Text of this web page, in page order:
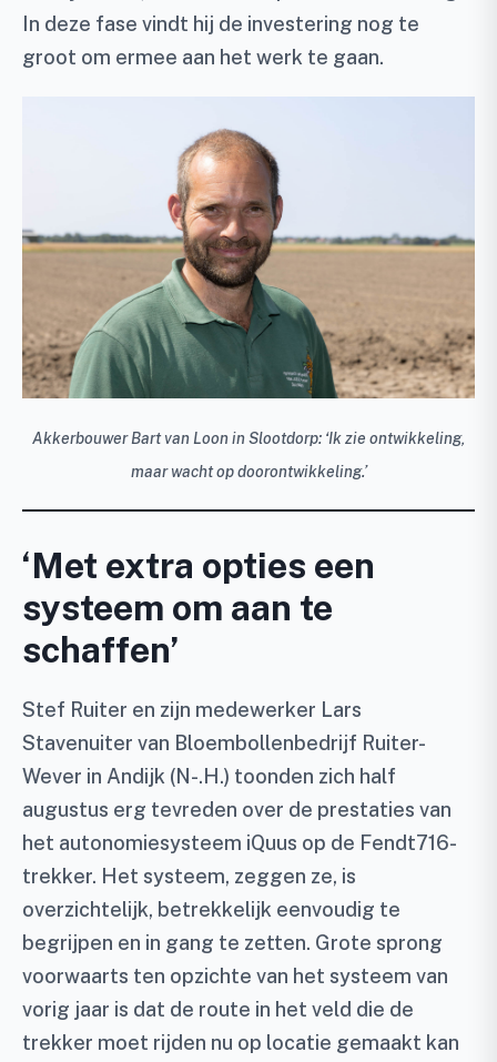
In deze fase vindt hij de investering nog te
groot om ermee aan het werk te gaan.
Akkerbouwer Bart van Loon in Slootdorp: ‘Ik zie ontwikkeling,
maar wacht op doorontwikkeling.’
‘Met extra opties een
systeem om aan te
schaffen’
Stef Ruiter en zijn medewerker Lars
Stavenuiter van Bloembollenbedrijf Ruiter-
Wever in Andijk (N-.H.) toonden zich half
augustus erg tevreden over de prestaties van
het autonomiesysteem iQuus op de Fendt716-
trekker. Het systeem, zeggen ze, is
overzichtelijk, betrekkelijk eenvoudig te
begrijpen en in gang te zetten. Grote sprong
voorwaarts ten opzichte van het systeem van
vorig jaar is dat de route in het veld die de
trekker moet rijden nu op locatie gemaakt kan